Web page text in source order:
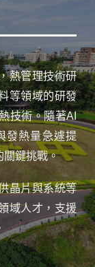
熱管理技術研
等領域的研發
技術。隨著AI
發熱量急遽提
關鍵挑戰。
晶片與系統等
域人才，支援